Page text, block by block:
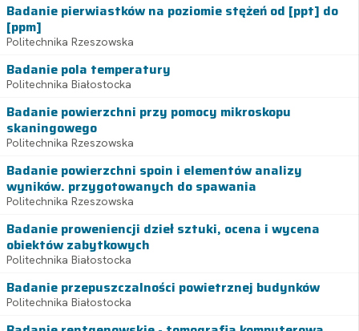
Badanie pierwiastków na poziomie stężeń od [ppt] do
[ppm]
Politechnika Rzeszowska
Badanie pola temperatury
Politechnika Białostocka
Badanie powierzchni przy pomocy mikroskopu
skaningowego
Politechnika Rzeszowska
Badanie powierzchni spoin i elementów analizy
wyników. przygotowanych do spawania
Politechnika Rzeszowska
Badanie proweniencji dzieł sztuki, ocena i wycena
obiektów zabytkowych
Politechnika Białostocka
Badanie przepuszczalności powietrznej budynków
Politechnika Białostocka